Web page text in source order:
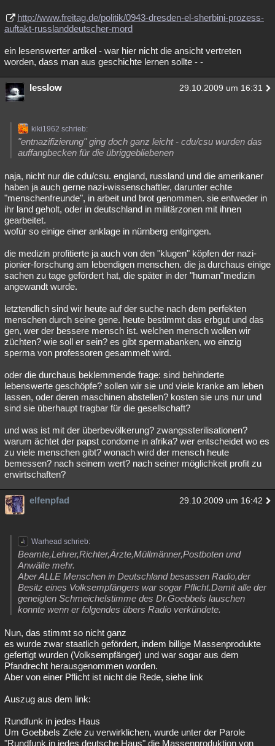
http://www.freitag.de/politik/0943-dresden-el-sherbini-prozess-
auftakt-russlanddeutscher-mord
ein lesenswerter artikel - war hier nicht die ansicht vertreten
worden, dass man aus geschichte lernen sollte - -
lesslow 29.10.2009 um 16:31
kiki1962 schrieb:
"entnazifizierung" ging doch ganz leicht - cdu/csu wurden das
auffangbecken für die übriggebliebenen
naja, nicht nur die cdu/csu. england, russland und die amerikaner
haben ja auch gerne nazi-wissenschaftler, darunter echte
"menschenfreunde", in arbeit und brot genommen. sie entweder in
ihr land geholt, oder in deutschland in militärzonen mit ihnen
gearbeitet.
wofür so einige einer anklage in nürnberg entgingen.
die medizin profitierte ja auch von den "klugen" köpfen der nazi-
pionier-forschung am lebendigen menschen. die ja durchaus einige
sachen zu tage gefördert hat, die später in der "human"medizin
angewandt wurde.
letztendlich sind wir heute auf der suche nach dem perfekten
menschen durch seine gene. heute bestimmt das erbgut und das
gen, wer der bessere mensch ist. welchen mensch wollen wir
züchten? wie soll er sein? es gibt spermabanken, wo einzig
sperma von professoren gesammelt wird.
oder die durchaus beklemmende frage: sind behinderte
lebenswerte geschöpfe? sollen wir sie und viele kranke am leben
lassen, oder deren maschinen abstellen? kosten sie uns nur und
sind sie überhaupt tragbar für die gesellschaft?
und was ist mit der überbevölkerung? zwangssterilisationen?
warum ächtet der papst condome in afrika? wer entscheidet wo es
zu viele menschen gibt? wonach wird der mensch heute
bemessen? nach seinem wert? nach seiner möglichkeit profit zu
erwirtschaften?
elfenpfad 29.10.2009 um 16:42
Warhead schrieb:
Beamte,Lehrer,Richter,Ärzte,Müllmänner,Postboten und
Anwälte mehr.
Aber ALLE Menschen in Deutschland besassen Radio,der
Besitz eines Volksempfängers war sogar Pflicht.Damit alle der
geneigten Schmeichelstimme des Dr.Goebbels lauschen
konnte wenn er folgendes übers Radio verkündete.
Nun, das stimmt so nicht ganz
es wurde zwar staatlich gefördert, indem billige Massenprodukte
gefertigt wurden (Volksempfänger) und war sogar aus dem
Pfandrecht herausgenommen worden.
Aber von einer Pflicht ist nicht die Rede, siehe link
Auszug aus dem link:
Rundfunk in jedes Haus
Um Goebbels Ziele zu verwirklichen, wurde unter der Parole
"Rundfunk in jedes deutsche Haus" die Massenproduktion von